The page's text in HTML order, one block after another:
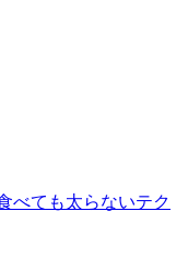
べても太らないテク